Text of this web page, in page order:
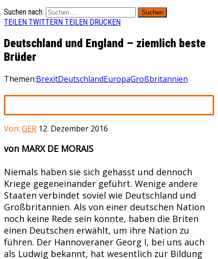
Suchen nach:
TEILEN TWITTERN TEILEN DRUCKEN
Deutschland und England – ziemlich beste
Brüder
Themen:BrexitDeutschlandEuropaGroßbritannien
Von: GER 12. Dezember 2016
von MARX DE MORAIS
Niemals haben sie sich gehasst und dennoch
Kriege gegeneinander geführt. Wenige andere
Staaten verbindet soviel wie Deutschland und
Großbritannien. Als von einer deutschen Nation
noch keine Rede sein konnte, haben die Briten
einen Deutschen erwählt, um ihre Nation zu
führen. Der Hannoveraner Georg I, bei uns auch
als Ludwig bekannt, hat wesentlich zur Bildung